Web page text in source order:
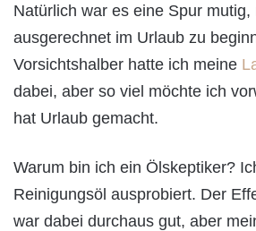
Natürlich war es eine Spur mutig,
ausgerechnet im Urlaub zu
Vorsichtshalber hatte ich meine
dabei, aber so viel möchte ich
hat Urlaub gemacht.
Warum bin ich ein Ölskeptiker?
Reinigungsöl ausprobiert. Der
war dabei durchaus gut, aber